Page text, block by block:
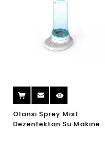
Olansi Sprey Mist
Dezenfektan Su Makinesi